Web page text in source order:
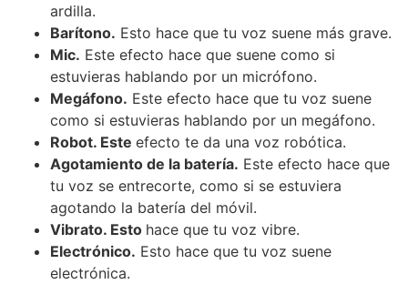
ardilla.
Barítono. Esto hace que tu voz suene más grave.
Mic. Este efecto hace que suene como si
estuvieras hablando por un micrófono.
Megáfono. Este efecto hace que tu voz suene
como si estuvieras hablando por un megáfono.
Robot. Este efecto te da una voz robótica.
Agotamiento de la batería. Este efecto hace que
tu voz se entrecorte, como si se estuviera
agotando la batería del móvil.
Vibrato. Esto hace que tu voz vibre.
Electrónico. Esto hace que tu voz suene
electrónica.